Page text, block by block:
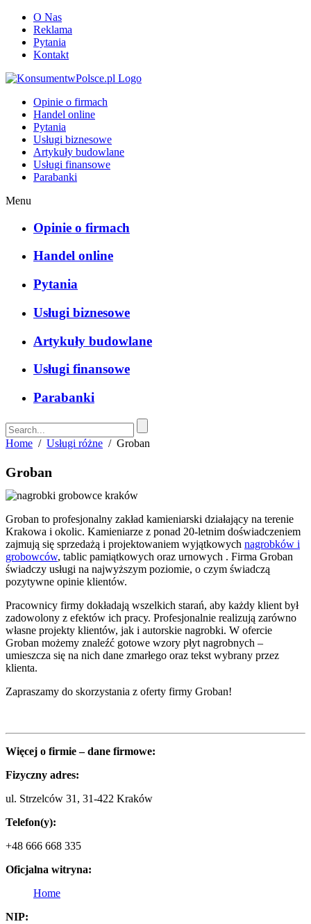
O Nas
Reklama
Pytania
Kontakt
Opinie o firmach
Handel online
Pytania
Usługi biznesowe
Artykuły budowlane
Usługi finansowe
Parabanki
Menu
Opinie o firmach
Handel online
Pytania
Usługi biznesowe
Artykuły budowlane
Usługi finansowe
Parabanki
Home / Usługi różne / Groban
Groban
Groban to profesjonalny zakład kamieniarski działający na terenie
Krakowa i okolic. Kamieniarze z ponad 20-letnim doświadczeniem
zajmują się sprzedażą i projektowaniem wyjątkowych nagrobków i
grobowców, tablic pamiątkowych oraz urnowych . Firma Groban
świadczy usługi na najwyższym poziomie, o czym świadczą
pozytywne opinie klientów.
Pracownicy firmy dokładają wszelkich starań, aby każdy klient był
zadowolony z efektów ich pracy. Profesjonalnie realizują zarówno
własne projekty klientów, jak i autorskie nagrobki. W ofercie
Groban możemy znaleźć gotowe wzory płyt nagrobnych –
umieszcza się na nich dane zmarłego oraz tekst wybrany przez
klienta.
Zapraszamy do skorzystania z oferty firmy Groban!
Więcej o firmie – dane firmowe:
Fizyczny adres:
ul. Strzelców 31, 31-422 Kraków
Telefon(y):
+48 666 668 335
Oficjalna witryna:
Home
NIP: